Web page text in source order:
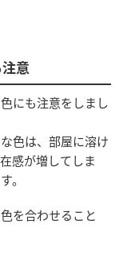
意
にも注意をしまし
色は、部屋に溶け
感が増してしま
。
を合わせること